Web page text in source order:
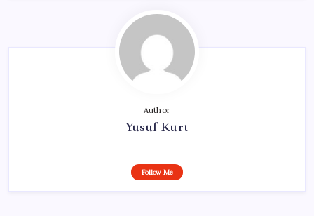
Author
Yusuf Kurt
Follow Me